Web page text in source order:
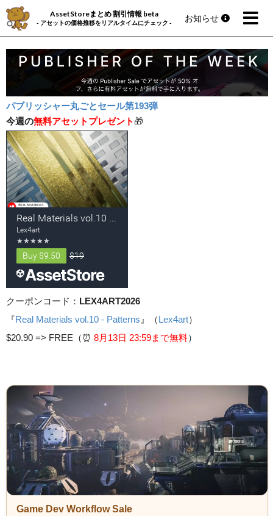
AssetStoreまとめ 割引情報 beta
- アセットの価格推移をリアルタイムにチェック - お知らせ
パブリッシャー丸ごとセール第193弾
今週の無料アセットプレゼント 🎁
クーポンコード： LEX4ART2026
『Real Materials vol.10 - Patterns 』（Lex4art）
$20.90 => FREE（⏰️ 8月13日 23:59まで無料）
Game Dev Workflow Sale